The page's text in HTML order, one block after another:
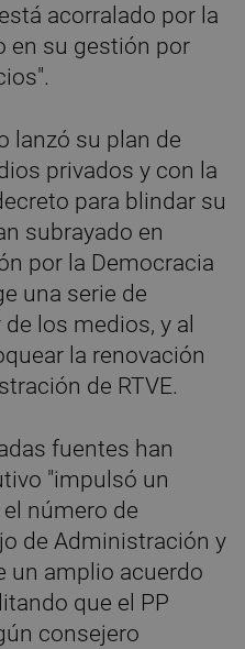
acorralado por la
en su gestión por
lanzó su plan de
privados y con la
para blindar su
subrayado en
por la Democracia
una serie de
los medios, y al
la renovación
de RTVE.
fuentes han
"impulsó un
número de
de Administración y
un amplio acuerdo
que el PP
consejero